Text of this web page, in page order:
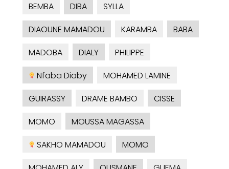
BEMBA
DIBA
SYLLA
DIAOUNE MAMADOU
KARAMBA
BABA
MADOBA
DIALY
PHILIPPE
Nfaba Diaby
MOHAMED LAMINE
GUIRASSY
DRAME BAMBO
CISSE
MOMO
MOUSSA MAGASSA
SAKHO MAMADOU
MOMO